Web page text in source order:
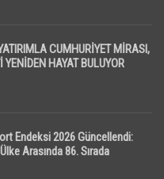
CUMHURİYET MİRASI,
HAYAT BULUYOR
Endeksi 2026 Güncellendi:
Arasında 86. Sırada